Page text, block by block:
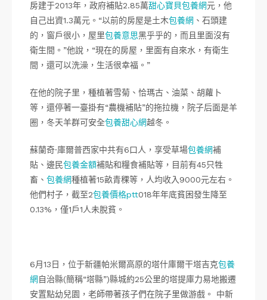
房建于2013年，政府補貼2.85萬甜心寶貝包養網元，他
自己出資1.3萬元。“以前的房屋是土木包養網 、石頭建
的，窗戶很小，屋里包養意思黑乎乎的，而且里面沒有
衛生間。”他說，“現在的房屋，里面有自來水，有衛生
間，還可以洗澡，生活很幸福。”
在他的院子里，種植著雪菊、恰瑪古、油菜、胡蘿卜
等，還停著一臺掛有“農機補貼”的拖拉機，院子后面是羊
圈，冬天羊群可安全包養甜心網越冬。
蘇蘭奇·庫爾普西家中共有6口人，享受草場包養網補
貼、邊民包養金額補貼和糧食補貼等，目前有45只牲
畜、 包養網種植著15畝青稞等，人均收入9000元左右。
他們村子，截至2包養價格ptt018年年底貧困發生降至
0.13%，僅1戶1人未脫貧。
6月13日，位于新疆帕米爾高原的塔什庫爾干塔吉克包養
網自治縣(簡稱“塔縣”)縣城約25公里的塔提庫力易地搬遷
安置點幼兒園，老師帶著孩子們在院子里做游戲。 中新